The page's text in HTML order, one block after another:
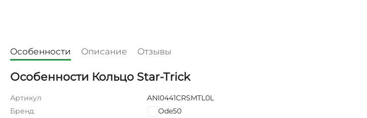
Особенности Описание Отзывы
Особенности Кольцо Star-Trick
Артикул
ANI0441CRSMTL0L
Бренд
UNOde50